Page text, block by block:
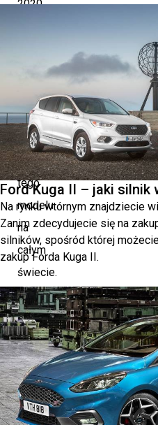
2020
zdołała
sprzedać
ponad
120
egzemplarzy
tego
modelu
na
całym
świecie.
Samochód
błyskawicznie
stał
się
jednym
z
Ford Kuga II – jaki silnik
Na rynku wtórnym znajdziecie
Zanim zdecydujecie się na
silników, spośród której
zakup Forda Kuga II.